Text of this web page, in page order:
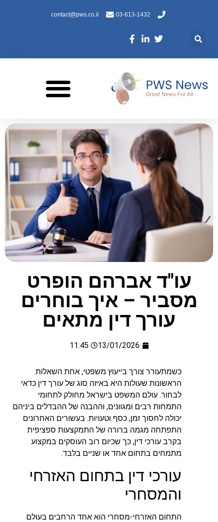
03-613-1432
contact@pws.co.il
עו"ד אברהם הופרט
מסביר – איך בוחרים
עורך דין מתאים
13/01/2026
11:45
כשמתעורר צורך בייעוץ משפטי, אחת השאלות
הראשונות שעולות היא באיזה סוג של עורך דין כדאי
לבחור. עולם המשפט בישראל מחולק לתחומי
התמחות רבים ומגוונים, וההבנה של ההבדלים ביניהם
יכולה לחסוך זמן, כסף וטעויות. בעשורים האחרונים
התפתחה מגמה ברורה של התמקצעות ספציפית
בקרב עורכי דין, כך שכיום רוב העוסקים במקצוע
מתמחים בתחום אחד או שניים בלבד.
עורכי דין בתחום האזרחי
והמסחרי
התחום האזרחי-מסחרי הוא אחד הרחבים בעולם